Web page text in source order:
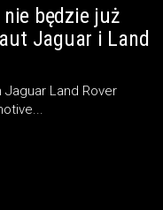
będzie już
Jaguar i Land
Land Rover